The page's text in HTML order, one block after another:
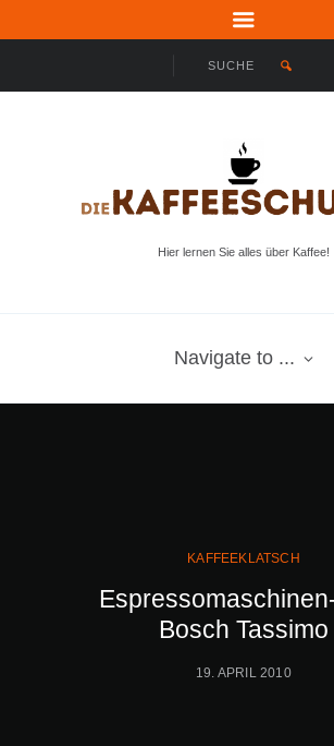
Hier lernen Sie alles über Kaffee!
Navigate to ...
KAFFEEKLATSCH
Bosch Tassimo
19. APRIL 2010